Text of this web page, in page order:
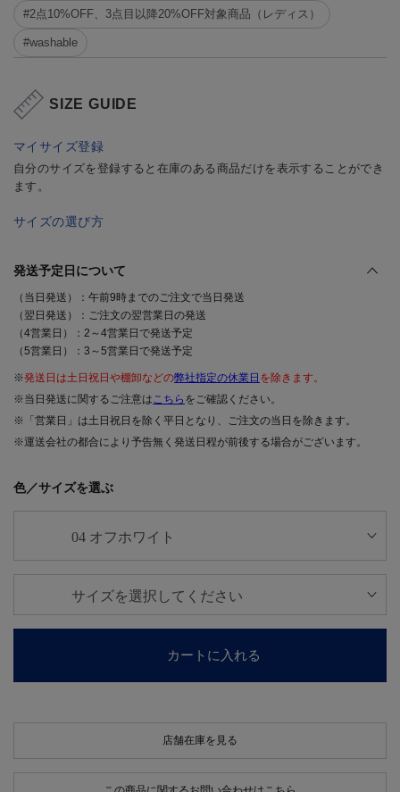
#2点10%OFF、3点目以降20%OFF対象商品（レディス）
#washable
SIZE GUIDE
マイサイズ登録
自分のサイズを登録すると在庫のある商品だけを表示することができ
ます。
サイズの選び方
発送予定日について
（当日発送）：午前9時までのご注文で当日発送
（翌日発送）：ご注文の翌営業日の発送
（4営業日）：2～4営業日で発送予定
（5営業日）：3～5営業日で発送予定
※発送日は土日祝日や棚卸などの弊社指定の休業日 を除きます。
※当日発送に関するご注意はこちら をご確認ください。
※「営業日」は土日祝日を除く平日となり、ご注文の当日を除きます。
※運送会社の都合により予告無く発送日程が前後する場合がございます。
色／サイズを選ぶ
カートに入れる
店舗在庫を見る